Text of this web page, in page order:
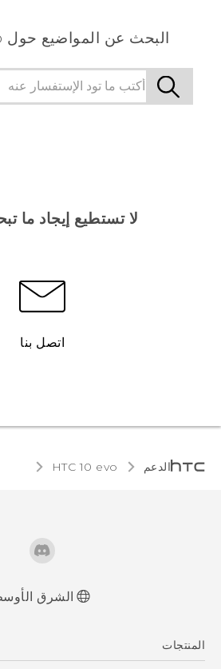
البحث عن المواضيع حول HTC 10 evo
لا تستطيع إيجاد ما
اتصل بنا
الدعم HTC 10 evo‎
الشرق
المنتجات